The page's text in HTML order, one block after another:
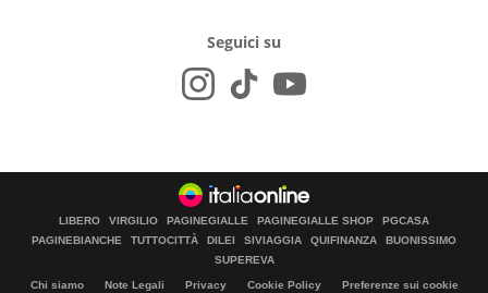
Seguici su
LIBERO VIRGILIO PAGINEGIALLE PAGINEGIALLE SHOP
PGCASA
PAGINEBIANCHE
TUTTOCITTÀ DILEI SIVIAGGIA QUIFINANZA
BUONISSIMO
SUPEREVA
Chi siamo Note Legali Privacy Cookie Policy Preferenze sui cookie